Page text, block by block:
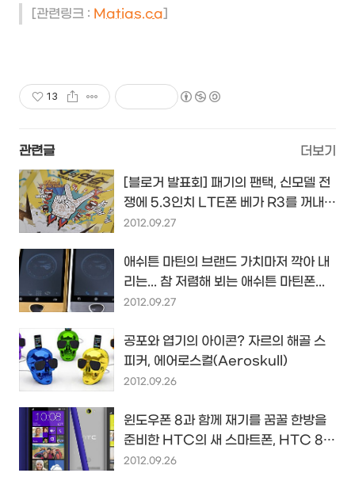
[관련링크 : Matias.ca]
13
관련글 더보기
[블로거 발표회] 패기의 팬택, 신모델 전
쟁에 5.3인치 LTE폰 베가 R3를 꺼내들
다
2012.09.27
애쉬튼 마틴의 브랜드 가치마저 깍아 내
리는... 참 저렴해 뵈는 애쉬튼 마틴폰...
2012.09.27
공포와 엽기의 아이콘? 자르의 해골 스
피커, 에어로스컬(Aeroskull)
2012.09.26
윈도우폰 8과 함께 재기를 꿈꿀 한방을
준비한 HTC의 새 스마트폰, HTC 8X
& 8S
2012.09.26